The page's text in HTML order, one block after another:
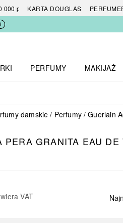
000 produktówKARTA DOUGLAS
PERFUMY
MAKIJAŻ
damskie Perfumy Guerlain
PERA GRANITA EAU
VAT